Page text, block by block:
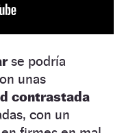
se podría
unas
contrastada
con un